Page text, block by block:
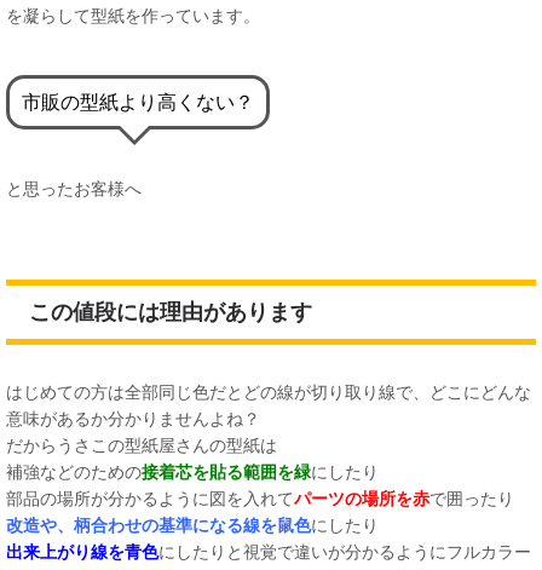
を凝らして型紙を作っています。
市販の型紙より高くない？
と思ったお客様へ
この値段には理由があります
はじめての方は全部同じ色だとどの線が切り取り線で、どこにどんな
意味があるか分かりませんよね？
だからうさこの型紙屋さんの型紙は
補強などのための接着芯を貼る範囲を緑にしたり
部品の場所が分かるように図を入れてパーツの場所を赤で囲ったり
改造や、柄合わせの基準になる線を鼠色にしたり
出来上がり線を青色にしたりと視覚で違いが分かるようにフルカラー